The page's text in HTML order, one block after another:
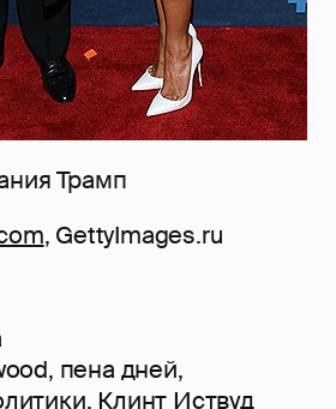
Трамп
, GettyImages.ru
, пена дней,
, Клинт Иствуд